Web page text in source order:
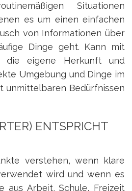
Situationen
es um einen einfachen
von Informationen über
Dinge geht. Kann mit
die eigene Herkunft und
Umgebung und Dinge im
unmittelbaren Bedürfnissen
ENTSPRICHT
verstehen, wenn klare
wird und wenn es
aus Arbeit, Schule, Freizeit